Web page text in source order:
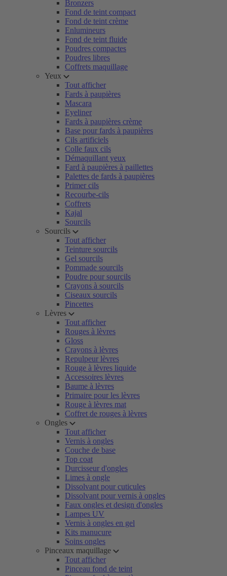
Bronzers
Fond de teint compact
Fond de teint crème
Enlumineurs
Fond de teint fluide
Poudres compactes
Poudres libres
Coffrets maquillage
Yeux
Tout afficher
Fards à paupières
Mascara
Eyeliner
Fards à paupières crème
Base pour fards à paupières
Cils artificiels
Colle faux cils
Démaquillant yeux
Fard à paupières à paillettes
Palettes de fards à paupières
Primer cils
Recourbe-cils
Coffrets
Kajal
Sourcils
Sourcils
Tout afficher
Teinture sourcils
Gel sourcils
Pommade sourcils
Poudre pour sourcils
Crayons à sourcils
Ciseaux sourcils
Pincettes
Lèvres
Tout afficher
Rouges à lèvres
Gloss
Crayons à lèvres
Repulpeur lèvres
Rouge à lèvres liquide
Accessoires lèvres
Baume à lèvres
Primaire pour les lèvres
Rouge à lèvres mat
Coffret de rouges à lèvres
Ongles
Tout afficher
Vernis à ongles
Couche de base
Top coat
Durcisseur d'ongles
Limes à ongle
Dissolvant pour cuticules
Dissolvant pour vernis à ongles
Faux ongles et design d'ongles
Lampes UV
Vernis à ongles en gel
Kits manucure
Soins ongles
Pinceaux maquillage
Tout afficher
Pinceau fond de teint